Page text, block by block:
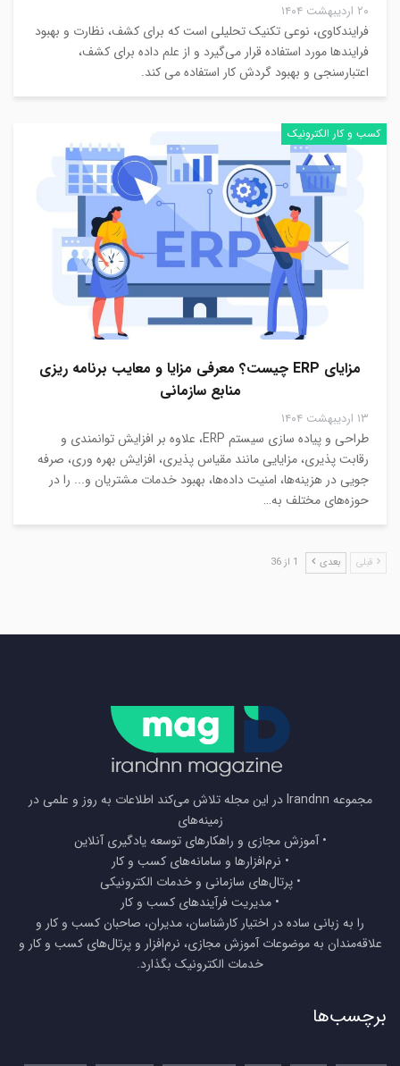
۲۰ اردیبهشت ۱۴۰۴
فرایندکاوی، نوعی تکنیک تحلیلی است که برای کشف، نظارت و بهبود
فرایندها مورد استفاده قرار می‌گیرد و از علم داده برای کشف،
اعتبارسنجی و بهبود گردش کار استفاده می کند.
کسب و کار الکترونیک
مزایای ERP چیست؟ معرفی مزایا و معایب برنامه ریزی
منابع سازمانی
۱۳ اردیبهشت ۱۴۰۴
طراحی و پیاده سازی سیستم ERP، علاوه بر افزایش توانمندی و
رقابت پذیری، مزایایی مانند مقیاس پذیری، افزایش بهره وری، صرفه
جویی در هزینه‌ها، امنیت داده‌ها، بهبود خدمات مشتریان و... را در
حوزه‌های مختلف به…
قبلی بعدی 1 از 36
مجموعه Irandnn در این مجله تلاش می‌کند اطلاعات به روز و علمی در
زمینه‌های
• آموزش مجازی و راهکارهای توسعه یادگیری آنلاین
• نرم‌افزارها و سامانه‌های کسب و کار
• پرتال‌های سازمانی و خدمات الکترونیکی
• مدیریت فرآیندهای کسب و کار
را به زبانی ساده در اختیار کارشناسان، مدیران، صاحبان کسب و کار و
علاقه‌مندان به موضوعات آموزش مجازی، نرم‌افزار و پرتال‌های کسب و کار و
خدمات الکترونیک بگذارد.
برچسب‌ها